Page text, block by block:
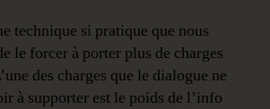
technique si pratique que nous
le forcer à porter plus de charges
des charges que le dialogue ne
à supporter est le poids de l’info